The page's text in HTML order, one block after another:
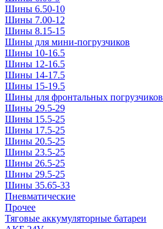
Шины 6.50-10
Шины 7.00-12
Шины 8.15-15
Шины для мини-погрузчиков
Шины 10-16.5
Шины 12-16.5
Шины 14-17.5
Шины 15-19.5
Шины для фронтальных погрузчиков
Шины 29.5-29
Шины 15.5-25
Шины 17.5-25
Шины 20.5-25
Шины 23.5-25
Шины 26.5-25
Шины 29.5-25
Шины 35.65-33
Пневматические
Прочее
Тяговые аккумуляторные батареи